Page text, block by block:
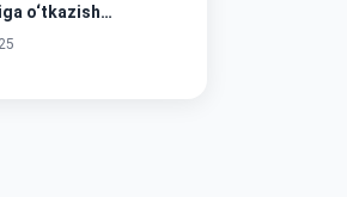
o‘tkazish